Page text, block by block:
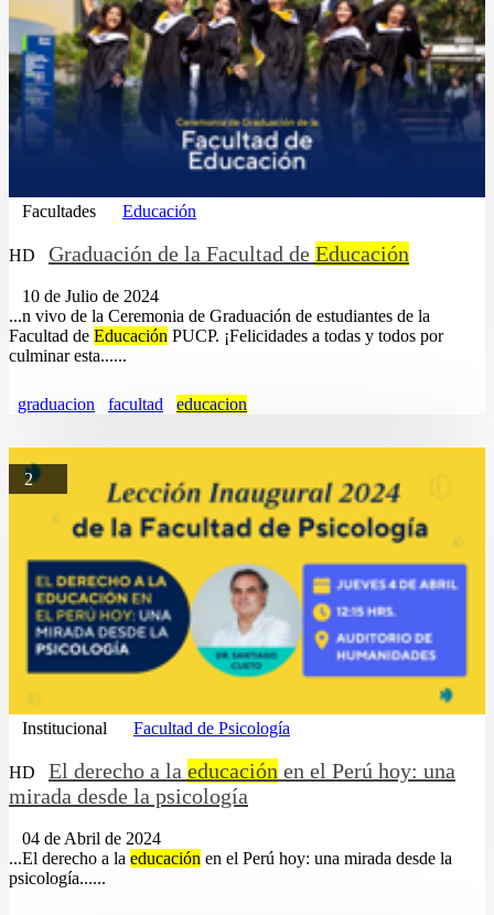
Facultades Educación
HD Graduación de la Facultad de Educación
10 de Julio de 2024
...n vivo de la Ceremonia de Graduación de estudiantes de la
Facultad de Educación PUCP. ¡Felicidades a todas y todos por
culminar esta......
graduacion facultad educacion
2
Institucional Facultad de Psicología
HD El derecho a la educación en el Perú hoy: una
mirada desde la psicología
04 de Abril de 2024
...El derecho a la educación en el Perú hoy: una mirada desde la
psicología......